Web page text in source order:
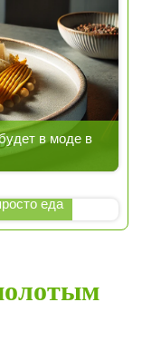
в моде в
еда